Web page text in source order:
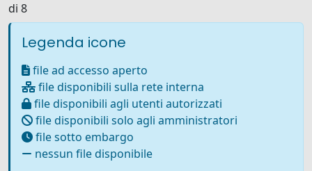
di 8
Legenda icone
file ad accesso aperto
file disponibili sulla rete interna
file disponibili agli utenti autorizzati
file disponibili solo agli amministratori
file sotto embargo
nessun file disponibile